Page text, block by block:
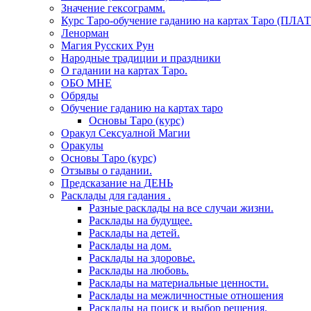
Значение гексограмм.
Курс Таро-обучение гаданию на картах Таро
Ленорман
Магия Русских Рун
Народные традиции и праздники
О гадании на картах Таро.
ОБО МНЕ
Обряды
Обучение гаданию на картах таро
Основы Таро (курс)
Оракул Сексуалной Магии
Оракулы
Основы Таро (курс)
Отзывы о гадании.
Предсказание на ДЕНЬ
Расклады для гадания .
Разные расклады на все случаи жизни.
Расклады на будущее.
Расклады на детей.
Расклады на дом.
Расклады на здоровье.
Расклады на любовь.
Расклады на материальные ценности.
Расклады на межличностные отношения
Расклады на поиск и выбор решения.